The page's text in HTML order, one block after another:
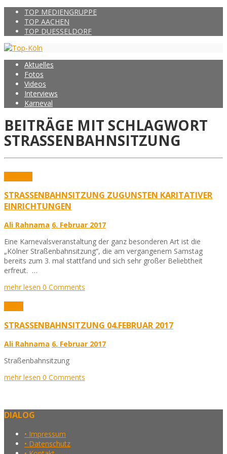
TOP MEDIENGRUPPE
TOP AACHEN
TOP DUESSELDORF
Aktuelles
Fotos
Videos
Interviews
Karneval
BEITRÄGE MIT SCHLAGWORT
STRASSENBAHNSITZUNG
STRASSENBAHNSITZUNG ZUGUNSTEN KARITATIVER
EINRICHTUNGEN
Ali Rahnama 6. Februar 2017
Eine Karnevalsveranstaltung der ganz besonderen Art ist die
„Kölner Straßenbahnsitzung“, die am vergangenem Samstag
bereits zum 3. mal stattfand und sich sehr großer Beliebtheit
erfreut. …
mehr lesen 0 Comments
STRASSENBAHNSITZUNG 04.FEBRUAR 2017
Ali Rahnama 6. Februar 2017
Straßenbahnsitzung
mehr lesen 0 Comments
DIALOG
• Impressum
• Datenschutz